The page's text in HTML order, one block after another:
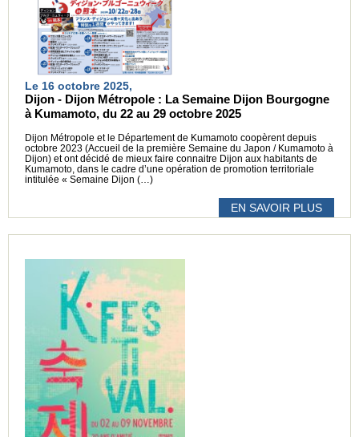
Le 16 octobre 2025,
Dijon - Dijon Métropole : La Semaine Dijon Bourgogne
à Kumamoto, du 22 au 29 octobre 2025
Dijon Métropole et le Département de Kumamoto coopèrent depuis
octobre 2023 (Accueil de la première Semaine du Japon / Kumamoto à
Dijon) et ont décidé de mieux faire connaitre Dijon aux habitants de
Kumamoto, dans le cadre d’une opération de promotion territoriale
intitulée « Semaine Dijon (…)
EN SAVOIR PLUS